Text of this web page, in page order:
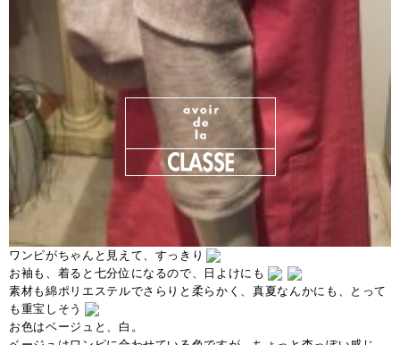
ワンピがちゃんと見えて、すっきり
お袖も、着ると七分位になるので、日よけにも
素材も綿ポリエステルでさらりと柔らかく、真夏なんかにも、とって
も重宝しそう
お色はベージュと、白。